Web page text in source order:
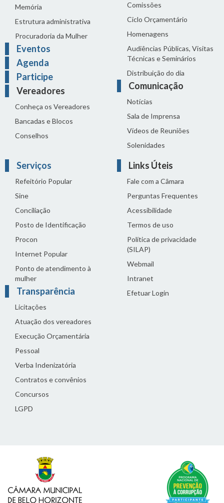
Memória
Estrutura administrativa
Procuradoria da Mulher
Eventos
Agenda
Participe
Vereadores
Conheça os Vereadores
Bancadas e Blocos
Conselhos
Comissões
Ciclo Orçamentário
Homenagens
Audiências Públicas, Visitas
Técnicas e Seminários
Distribuição do dia
Comunicação
Notícias
Sala de Imprensa
Vídeos de Reuniões
Solenidades
Serviços
Refeitório Popular
Sine
Conciliação
Posto de Identificação
Procon
Internet Popular
Ponto de atendimento à
mulher
Transparência
Licitações
Atuação dos vereadores
Execução Orçamentária
Pessoal
Verba Indenizatória
Contratos e convênios
Concursos
LGPD
Links Úteis
Fale com a Câmara
Perguntas Frequentes
Acessibilidade
Termos de uso
Política de privacidade
(SILAP)
Webmail
Intranet
Efetuar Login